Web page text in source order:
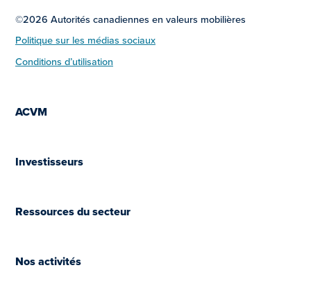
©2026 Autorités canadiennes en valeurs mobilières
Politique sur les médias sociaux
Conditions d’utilisation
ACVM
Investisseurs
Ressources du secteur
Nos activités